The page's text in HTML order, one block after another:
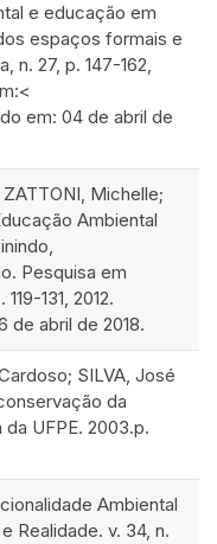
e educação em
espaços formais e
n. 27, p. 147-162,
em: 04 de abril de
Michelle;
Ambiental
Pesquisa em
131, 2012.
de abril de 2018.
SILVA, José
da
UFPE. 2003.p.
Ambiental
Realidade. v. 34, n.